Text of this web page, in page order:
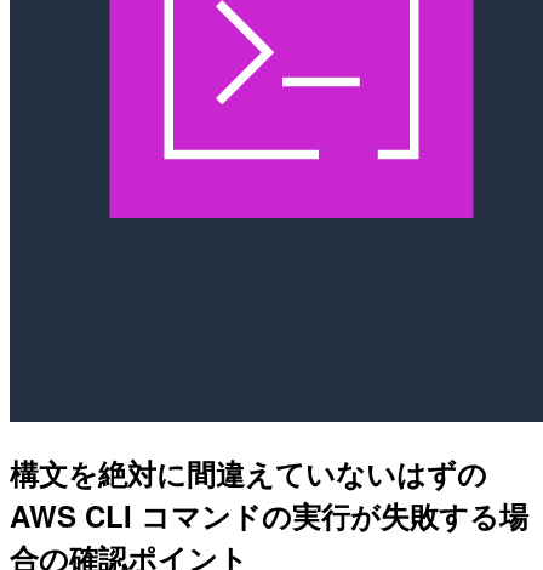
構文を絶対に間違えていないはずの
AWS CLI コマンドの実行が失敗する場
合の確認ポイント